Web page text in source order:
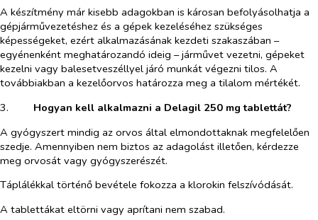
A készítmény már kisebb adagokban is károsan befolyásolhatja a
gépjárművezetéshez és a gépek kezeléséhez szükséges
képességeket, ezért alkalmazásának kezdeti szakaszában –
egyénenként meghatározandó ideig – járművet vezetni, gépeket
kezelni vagy balesetveszéllyel járó munkát végezni tilos. A
továbbiakban a kezelőorvos határozza meg a tilalom mértékét.
3.​
Hogyan kell alkalmazni a Delagil 250 mgtablettát?
A gyógyszert mindig az orvos által elmondottaknak megfelelően
szedje. Amennyiben nem biztos az adagolást illetően, kérdezze
meg orvosát vagy gyógyszerészét.
Táplálékkal történő bevétele fokozza a klorokin felszívódását.
A tablettákat eltörni vagy aprítani nem szabad.